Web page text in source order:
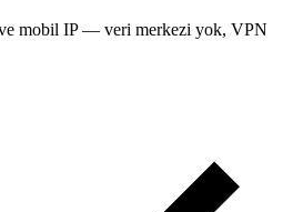
ve mobil IP — veri merkezi yok, VPN